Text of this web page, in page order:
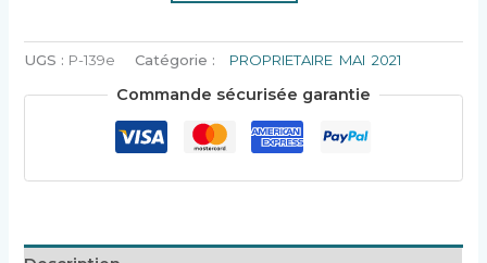
UGS : P-139e Catégorie : PROPRIETAIRE MAI 2021
Commande sécurisée garantie